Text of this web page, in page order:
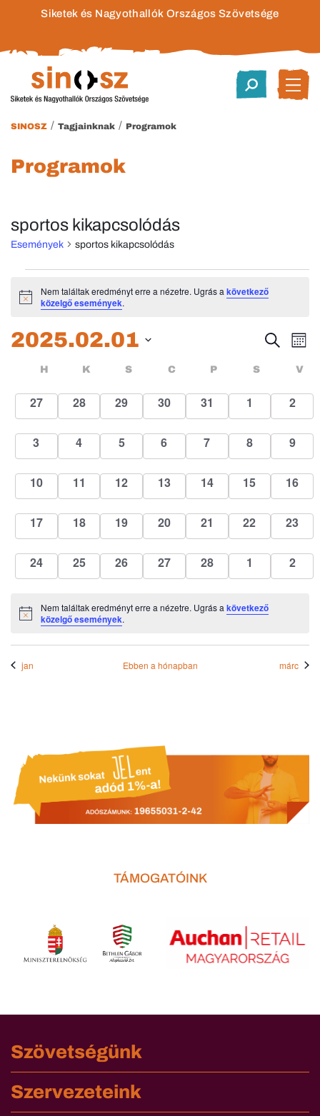
Siketek és Nagyothallók Országos Szövetsége
SINOSZ / Tagjainknak / Programok
Programok
sportos kikapcsolódás
Események sportos kikapcsolódás
Események
Notice
Nem találtak eredményt erre a nézetre. Ugrás akövetkező
közelgő események.
és
nézet
Keresett
kifejezés
2025.02.01
kiválasztása.
Események
naptár
H HÉTFŐ
K KEDD
S SZERDA
C CSÜTÖRTÖK
P PÉNTEK
S V
0
események
27
0
események
28
0
események
29
0
események
30
0
események
31
0
események
1
0
2
0
események
3
0
események
4
0
események
5
0
események
6
0
események
7
0
események
8
0
9
0
események
10
0
események
11
0
események
12
0
események
13
0
események
14
0
események
15
0
16
0
események
17
0
események
18
0
események
19
0
események
20
0
események
21
0
események
22
0
23
0
események
24
0
események
25
0
események
26
0
események
27
0
események
28
0
események
1
0
2
Notice
Nem találtak eredményt erre a nézetre. Ugrás akövetkező
közelgő események.
jan Ebben a hónapban márc
TÁMOGATÓINK
Szövetségünk
Szervezeteink